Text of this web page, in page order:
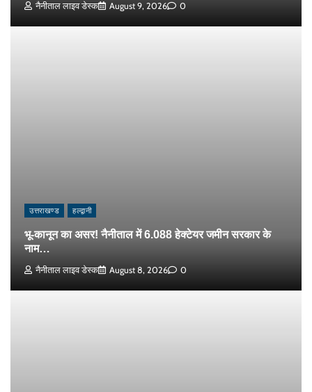
नैनीताल लाइव डेस्क August 9, 2026 0
उत्तराखण्ड हल्द्वानी
भू-कानून का असर! नैनीताल में 6.088 हेक्टेयर जमीन सरकार के
नाम…
नैनीताल लाइव डेस्क August 8, 2026 0